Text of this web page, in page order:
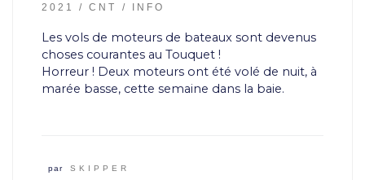
2021 CNT INFO
Les vols de moteurs de bateaux sont devenus
choses courantes au Touquet !
Horreur ! Deux moteurs ont été volé de nuit, à
marée basse, cette semaine dans la baie.
par SKIPPER